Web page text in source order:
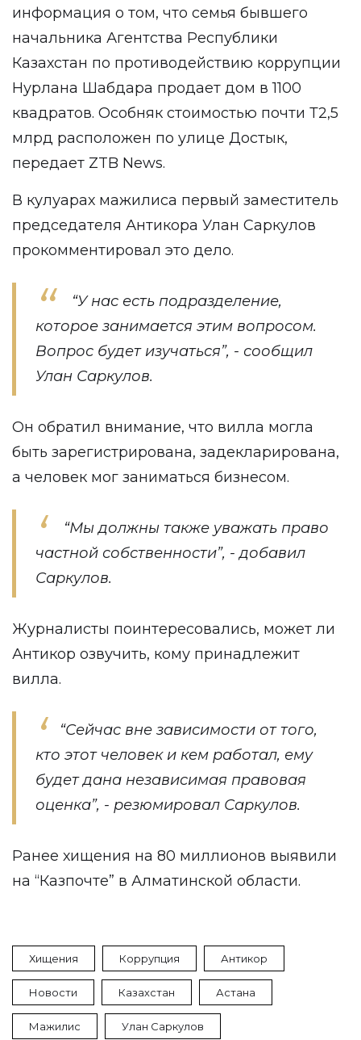
информация о том, что семья бывшего
начальника Агентства Республики
Казахстан по противодействию коррупции
Нурлана Шабдара продает дом в 1100
квадратов. Особняк стоимостью почти Т2,5
млрд расположен по улице Достык,
передает ZTB News.
В кулуарах мажилиса первый заместитель
председателя Антикора Улан Саркулов
прокомментировал это дело.
“У нас есть подразделение,
которое занимается этим вопросом.
Вопрос будет изучаться”, - сообщил
Улан Саркулов.
Он обратил внимание, что вилла могла
быть зарегистрирована, задекларирована,
а человек мог заниматься бизнесом.
“Мы должны также уважать право
частной собственности”, - добавил
Саркулов.
Журналисты поинтересовались, может ли
Антикор озвучить, кому принадлежит
вилла.
“Сейчас вне зависимости от того,
кто этот человек и кем работал, ему
будет дана независимая правовая
оценка”, - резюмировал Саркулов.
Ранее хищения на 80 миллионов выявили
на “Казпочте” в Алматинской области.
Хищения Коррупция Антикор
Новости Казахстан Астана
Мажилис Улан Саркулов